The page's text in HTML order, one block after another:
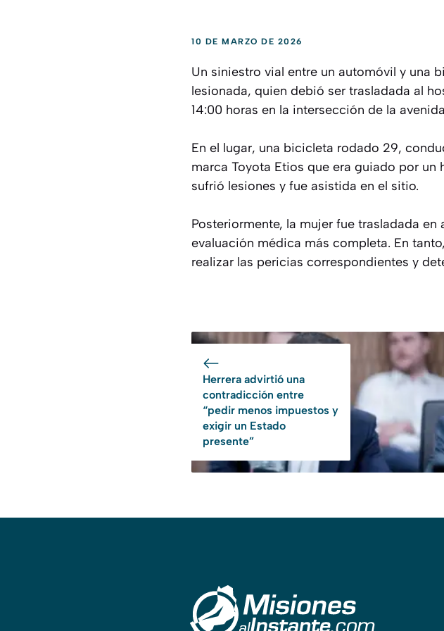
10 DE MARZO DE 2026
Un siniestro vial entre un automóvil y una
lesionada, quien debió ser trasladada al
14:00 horas en la intersección de la
En el lugar, una bicicleta rodado 29,
marca Toyota Etios que era guiado por
sufrió lesiones y fue asistida en el sitio.
Posteriormente, la mujer fue trasladada
evaluación médica más completa. En
realizar las pericias correspondientes y
Herrera advirtió una
contradicción entre
“pedir menos impuestos y
exigir un Estado
presente”